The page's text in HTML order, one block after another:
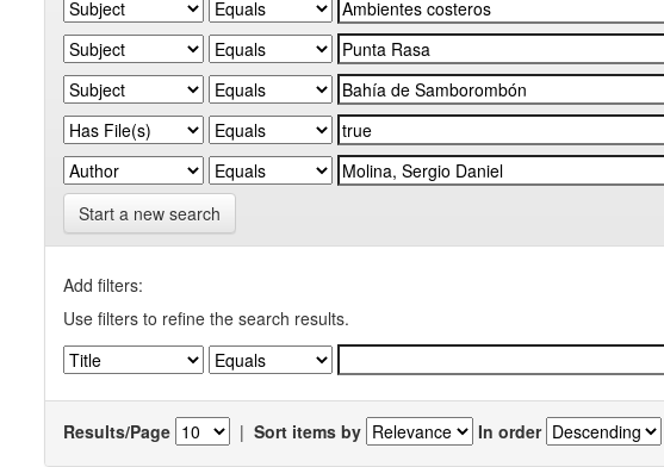
Start a new search
Add filters:
Use filters to refine the search results.
Results/Page | Sort items by In order